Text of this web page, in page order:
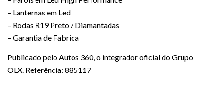
– Lanternas em Led
– Rodas R19 Preto / Diamantadas
– Garantia de Fabrica
Publicado pelo Autos 360, o integrador oficial do Grupo
OLX. Referência: 885117